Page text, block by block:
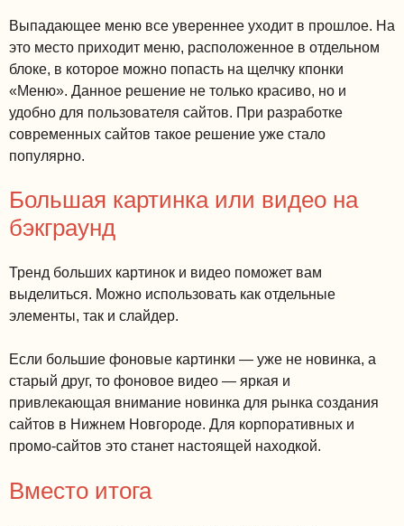
Выпадающее меню все увереннее уходит в прошлое. На
это место приходит меню, расположенное в отдельном
блоке, в которое можно попасть на щелчку кпонки
«Меню». Данное решение не только красиво, но и
удобно для пользователя сайтов. При разработке
современных сайтов такое решение уже стало
популярно.
Большая картинка или видео на
бэкграунд
Тренд больших картинок и видео поможет вам
выделиться. Можно использовать как отдельные
элементы, так и слайдер.
Если большие фоновые картинки — уже не новинка, а
старый друг, то фоновое видео — яркая и
привлекающая внимание новинка для рынка создания
сайтов в Нижнем Новгороде. Для корпоративных и
промо-сайтов это станет настоящей находкой.
Вместо итога